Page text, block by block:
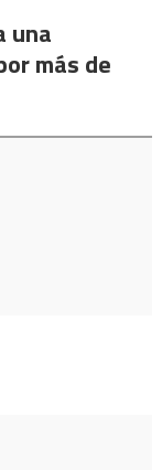
una
más de